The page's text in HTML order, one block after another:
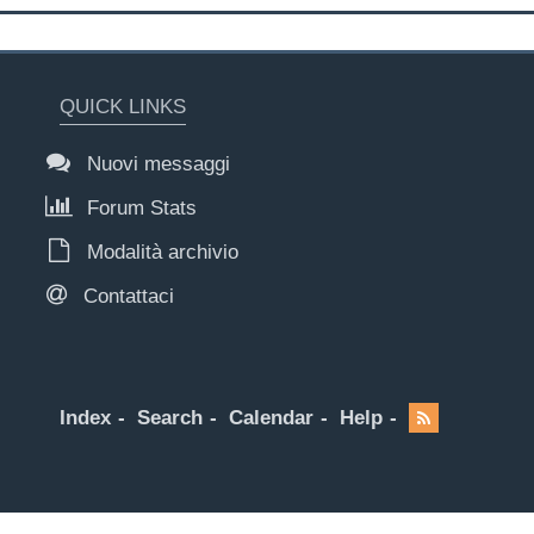
QUICK LINKS
Nuovi messaggi
Forum Stats
Modalità archivio
Contattaci
Index Search Calendar Help